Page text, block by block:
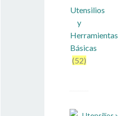
Utensilios
y
Herramientas
Básicas
(52)